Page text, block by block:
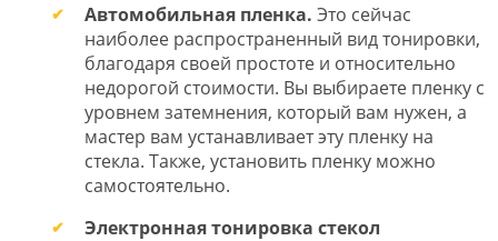
Автомобильная пленка. Это сейчас
наиболее распространенный вид тонировки,
благодаря своей простоте и относительно
недорогой стоимости. Вы выбираете пленку с
уровнем затемнения, который вам нужен, а
мастер вам устанавливает эту пленку на
стекла. Также, установить пленку можно
самостоятельно.
Электронная тонировка стекол